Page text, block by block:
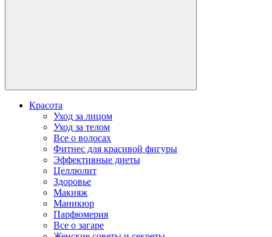
Красота
Уход за лицом
Уход за телом
Все о волосах
Фитнес для красивой фигуры
Эффективные диеты
Целлюлит
Здоровье
Макияж
Маникюр
Парфюмерия
Все о загаре